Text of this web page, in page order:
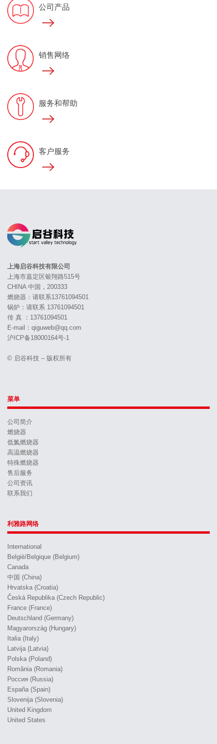
公司产品
销售网络
服务和帮助
客户服务
上海启谷科技有限公司
上海市嘉定区银翔路515号
CHINA 中国，200333
燃烧器：请联系13761094501
锅炉：请联系 13761094501
传 真 ：13761094501
E-mail：qiguweb@qq.com
沪ICP备18000164号-1
© 启谷科技 – 版权所有
菜单
公司简介
燃烧器
低氮燃烧器
高温燃烧器
特殊燃烧器
售后服务
公司资讯
联系我们
利雅路网络
International
België/Belgique (Belgium)
Canada
中国 (China)
Hrvatska (Croatia)
Česká Republika (Czech Republic)
France (France)
Deutschland (Germany)
Magyarország (Hungary)
Italia (Italy)
Latvija (Latvia)
Polska (Poland)
România (Romania)
Россия (Russia)
España (Spain)
Slovenija (Slovenia)
United Kingdom
United States